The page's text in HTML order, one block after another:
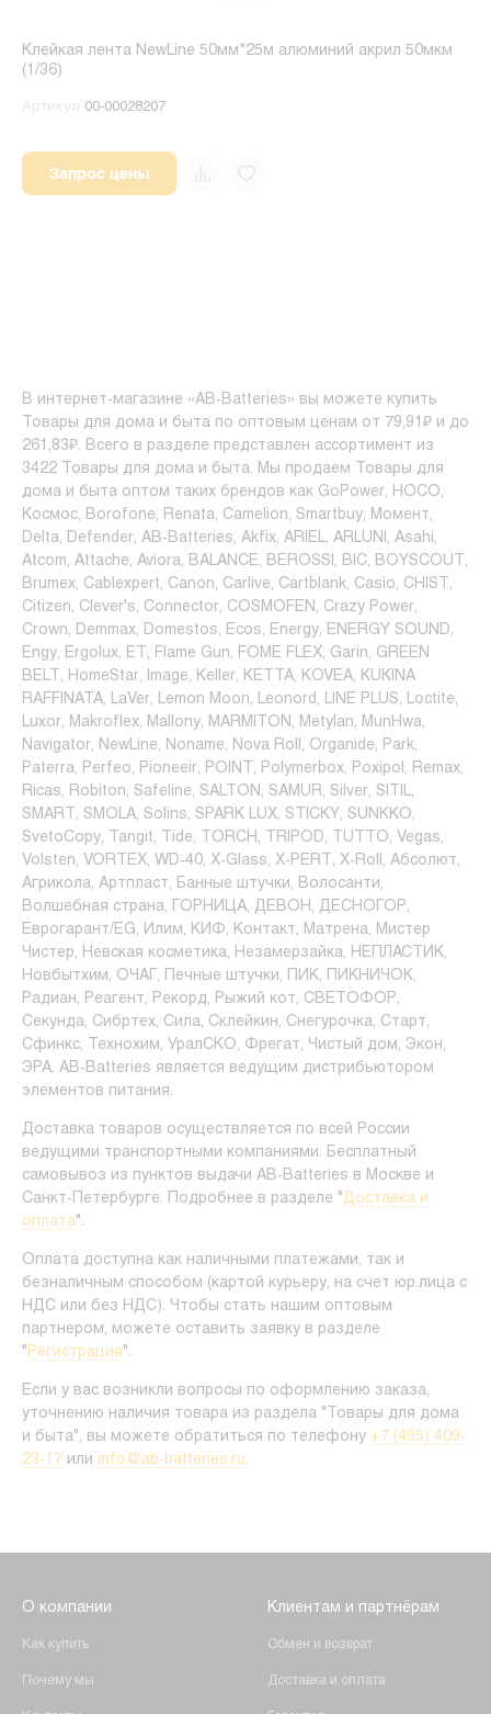
Клейкая лента NewLine 50мм*25м алюминий акрил 50мкм
(1/36)
Артикул 00-00028207
Запрос цены
В интернет-магазине «AB-Batteries» вы можете купить
Товары для дома и быта по оптовым ценам от 79,91₽ и до
261,83₽. Всего в разделе представлен ассортимент из
3422 Товары для дома и быта. Мы продаем Товары для
дома и быта оптом таких брендов как GoPower, HOCO,
Космос, Borofone, Renata, Camelion, Smartbuy, Момент,
Delta, Defender, AB-Batteries, Akfix, ARIEL, ARLUNI, Asahi,
Atcom, Attache, Aviora, BALANCE, BEROSSI, BIC, BOYSCOUT,
Brumex, Cablexpert, Canon, Carlive, Cartblank, Casio, CHIST,
Citizen, Clever's, Connector, COSMOFEN, Crazy Power,
Crown, Demmax, Domestos, Ecos, Energy, ENERGY SOUND,
Engy, Ergolux, ET, Flame Gun, FOME FLEX, Garin, GREEN
BELT, HomeStar, Image, Keller, KETTA, KOVEA, KUKINA
RAFFINATA, LaVer, Lemon Moon, Leonord, LINE PLUS, Loctite,
Luxor, Makroflex, Mallony, MARMITON, Metylan, MunHwa,
Navigator, NewLine, Noname, Nova Roll, Organide, Park,
Paterra, Perfeo, Pioneeir, POINT, Polymerbox, Poxipol, Remax,
Ricas, Robiton, Safeline, SALTON, SAMUR, Silver, SITIL,
SMART, SMOLA, Solins, SPARK LUX, STICKY, SUNKKO,
SvetoCopy, Tangit, Tide, TORCH, TRIPOD, TUTTO, Vegas,
Volsten, VORTEX, WD-40, X-Glass, X-PERT, X-Roll, Абсолют,
Агрикола, Артпласт, Банные штучки, Волосанти,
Волшебная страна, ГОРНИЦА, ДЕВОН, ДЕСНОГОР,
Еврогарант/EG, Илим, КИФ, Контакт, Матрена, Мистер
Чистер, Невская косметика, Незамерзайка, НЕПЛАСТИК,
Новбытхим, ОЧАГ, Печные штучки, ПИК, ПИКНИЧОК,
Радиан, Реагент, Рекорд, Рыжий кот, СВЕТОФОР,
Секунда, Сибртех, Сила, Склейкин, Снегурочка, Старт,
Сфинкс, Технохим, УралСКО, Фрегат, Чистый дом, Экон,
ЭРА. AB-Batteries является ведущим дистрибьютором
элементов питания.
Доставка товаров осуществляется по всей России
ведущими транспортными компаниями. Бесплатный
самовывоз из пунктов выдачи AB-Batteries в Москве и
Санкт-Петербурге. Подробнее в разделе "Доставка и
оплата".
Оплата доступна как наличными платежами, так и
безналичным способом (картой курьеру, на счет юр.лица с
НДС или без НДС). Чтобы стать нашим оптовым
партнером, можете оставить заявку в разделе
" Регистрация".
Если у вас возникли вопросы по оформлению заказа,
уточнению наличия товара из раздела "Товары для дома
и быта", вы можете обратиться по телефону +7 (495) 409-
23-17 или info@ab-batteries.ru.
О компании
Как купить
Почему мы
Клиентам и партнёрам
Обмен и возврат
Доставка и оплата